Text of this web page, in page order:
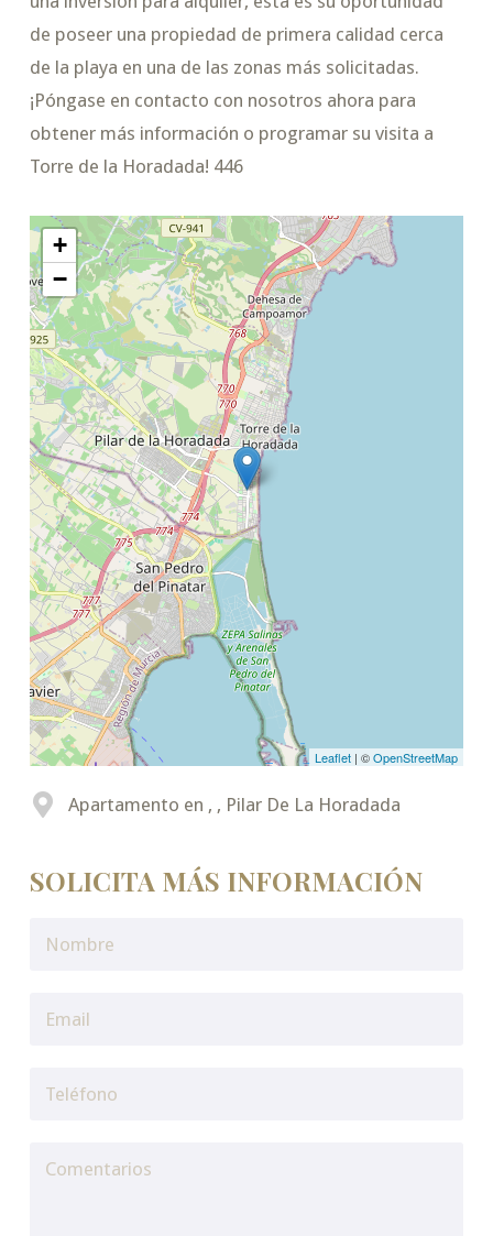
de poseer una propiedad de primera calidad cerca
de la playa en una de las zonas más solicitadas.
¡Póngase en contacto con nosotros ahora para
obtener más información o programar su visita a
Torre de la Horadada! 446
+
−
Leaflet | ©OpenStreetMap
Apartamento en , , Pilar De La Horadada
SOLICITA MÁS INFORMACIÓN